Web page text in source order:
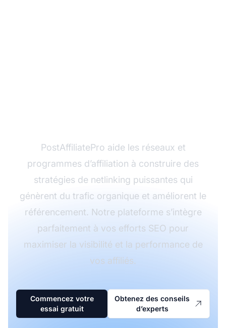
PostAffiliatePro aide les réseaux et
programmes d’affiliation à construire des
stratégies de netlinking puissantes qui
génèrent du trafic organique et améliorent le
référencement. Notre plateforme s’intègre
parfaitement à vos efforts SEO pour
maximiser la visibilité et la performance de
vos affiliés.
Commencez votre
essai gratuit
Obtenez des conseils
d’experts